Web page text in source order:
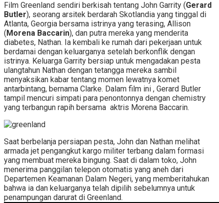
Film Greenland sendiri berkisah tentang John Garrity (Gerard
Butler), seorang arsitek berdarah Skotlandia yang tinggal di
Atlanta, Georgia bersama istrinya yang terasing, Allison
( Morena Baccarin), dan putra mereka yang menderita
diabetes, Nathan. Ia kembali ke rumah dari pekerjaan untuk
berdamai dengan keluarganya setelah berkonflik dengan
istrinya. Keluarga Garrity bersiap untuk mengadakan pesta
ulangtahun Nathan dengan tetangga mereka sambil
menyaksikan kabar tentang momen lewatnya komet
antarbintang, bernama Clarke. Dalam film ini , Gerard Butler
tampil mencuri simpati para penontonnya dengan chemistry
yang terbangun rapih bersama aktris Morena Baccarin.
Saat berbelanja persiapan pesta, John dan Nathan melihat
armada jet pengangkut kargo militer terbang dalam formasi
yang membuat mereka bingung. Saat di dalam toko, John
menerima panggilan telepon otomatis yang aneh dari
Departemen Keamanan Dalam Negeri, yang memberitahukan
bahwa ia dan keluarganya telah dipilih sebelumnya untuk
penampungan darurat di Greenland.